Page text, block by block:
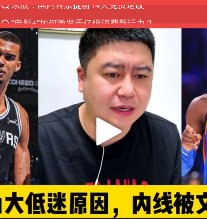
日本试射“战斧”导弹，国防部回应
台风白海豚中心风力增强
广东雷州通报特教老师招聘违规事件
百花奖开幕式
四川宜宾高县4.9级地震致1死
“新疆阿勒泰八月能滑雪”不实
向鹏0-3不敌张本智和
我国外贸延续良好增长态势
国防部：中国军队坚决反制任何闹海挑衅图谋
女儿为争财产堵门阻挠父亲出殡